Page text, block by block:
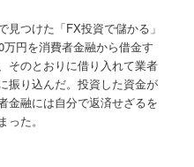
見つけた「FX投資で儲かる」
万円を消費者金融から借金す
そのとおりに借り入れて業者
振り込んだ。投資した資金が
金融には自分で返済せざるを
た。